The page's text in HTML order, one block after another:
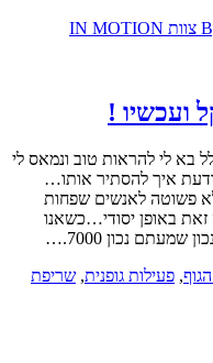
צוות IN MOTION
ועכשיו !
בא לי להראות טוב ונמאס לי
איך להסתיר אותו…
פשוטה לאנשים שפחות
באופן יסודי…כשאנו
, פעילות גופנית, שריפת